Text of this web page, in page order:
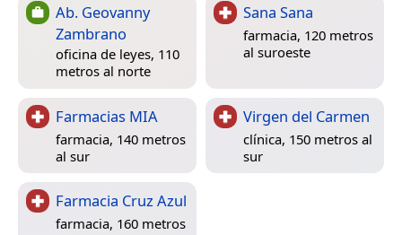
Ab. Geovanny
Zambrano
oficina de leyes, 110
metros al norte
Sana Sana
farmacia, 120 metros
al suroeste
Farmacias MIA
farmacia, 140 metros
al sur
Virgen del Carmen
clínica, 150 metros al
sur
Farmacia Cruz Azul
farmacia, 160 metros